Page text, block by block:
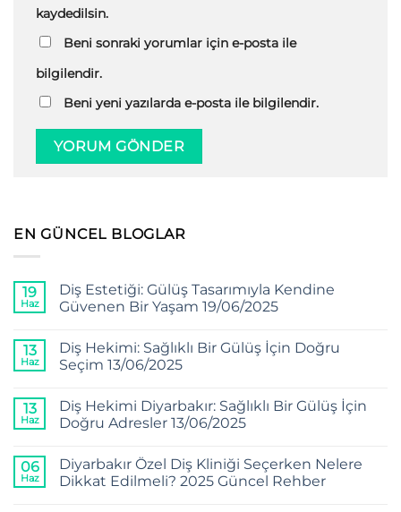
kaydedilsin.
Beni sonraki yorumlar için e-posta ile
bilgilendir.
Beni yeni yazılarda e-posta ile bilgilendir.
EN GÜNCEL BLOGLAR
19
Haz
Diş Estetiği: Gülüş Tasarımıyla Kendine
Güvenen Bir Yaşam 19/06/2025
13
Haz
Diş Hekimi: Sağlıklı Bir Gülüş İçin Doğru
Seçim 13/06/2025
13
Haz
Diş Hekimi Diyarbakır: Sağlıklı Bir Gülüş İçin
Doğru Adresler 13/06/2025
06
Haz
Diyarbakır Özel Diş Kliniği Seçerken Nelere
Dikkat Edilmeli? 2025 Güncel Rehber